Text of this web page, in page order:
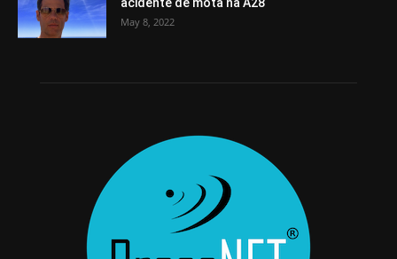
May 8, 2022